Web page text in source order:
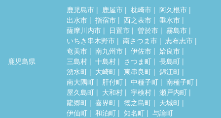
鹿児島県
鹿児島市 鹿屋市 枕崎市
阿久根市
出水市
指宿市 西之表市
垂水市
薩摩川内市
日置市 曽於市
霧島市
いちき串木野市
南さつま市
志布志市
奄美市
南九州市 伊佐市
姶良市
三島村
十島村 さつま町
長島町
湧水町
大崎町 東串良町
錦江町
南大隅町
肝付町 中種子町
南種子町
屋久島町
大和村 宇検村
瀬戸内町
龍郷町
喜界町 徳之島町
天城町
伊仙町
和泊町 知名町 与論町